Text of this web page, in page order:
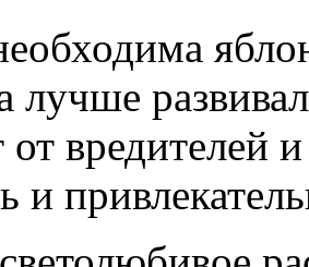
лучше
от вредителей
и